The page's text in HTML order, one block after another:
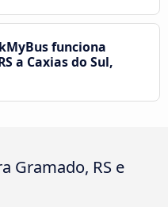
funciona
a Caxias do Sul,
Gramado, RS e